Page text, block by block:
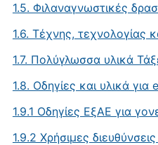
1.5. Φιλαναγνωστικές
1.6. Τέχνης, τεχνολογίας
1.7. Πολύγλωσσα υλικά
1.8. Oδηγίες και υλικά
1.9.1 Οδηγίες ΕξΑΕ για
1.9.2 Χρήσιμες